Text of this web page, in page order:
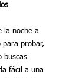
la noche a
para probar,
buscas
fácil a una